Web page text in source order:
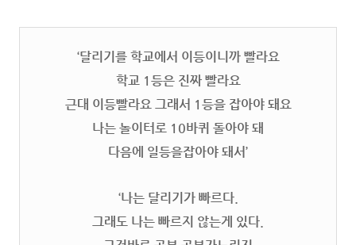
‘달리기를 학교에서 이등이니까 빨라요
학교 1등은 진짜 빨라요
근대 이등빨라요 그래서 1등을 잡아야 돼요
나는 놀이터로 10바퀴 돌아야 돼
다음에 일등을잡아야 돼서’
‘나는 달리기가 빠르다.
그래도 나는 빠르지 않는게 있다.